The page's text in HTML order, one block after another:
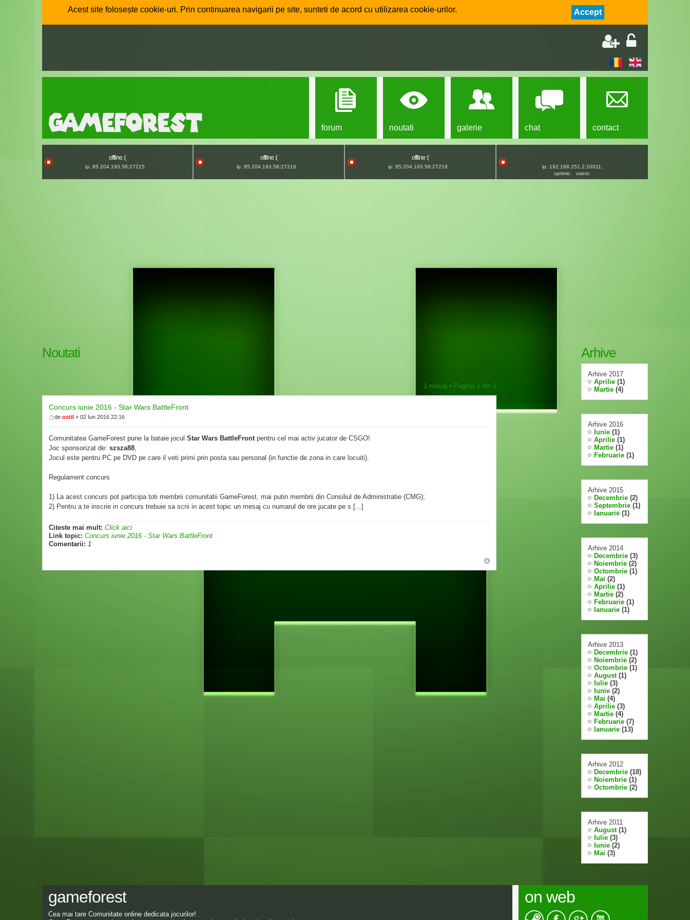
Acest site folosește cookie-uri. Prin continuarea navigarii pe site, sunteti de acord cu utilizarea cookie-urilor. Accept
forum noutati galerie chat contact
offline :(
ip: 85.204.193.58:27215
offline :(
ip: 85.204.193.58:27216
offline :(
ip: 85.204.193.58:27218
ip: 192.168.251.2:10011:
uptime:
users:
Noutati
1 mesaj • Pagina 1 din 1
Concurs iunie 2016 - Star Wars BattleFront
de ostil » 02 Iun 2016 22:16
Comunitatea GameForest pune la bataie jocul Star Wars BattleFront pentru cel mai activ jucator de CSGO!
Joc sponsorizat de: szsza88
Jocul este pentru PC pe DVD pe care il veti primi prin posta sau personal (in functie de zona in care locuiti).
Regulament concurs
1) La acest concurs pot participa toti membrii comunitatii GameForest, mai putin membrii din Consiliul de Administratie (CMG);
2) Pentru a te inscrie in concurs trebuie sa scrii in acest topic un mesaj cu numarul de ore jucate pe s [...]
Citeste mai mult: Click aici
Link topic: Concurs iunie 2016 - Star Wars BattleFront
Comentarii: 1
Arhive
Arhive 2017
Aprilie (1)
Martie (4)
Arhive 2016
Iunie (1)
Aprilie (1)
Martie (1)
Februarie (1)
Arhive 2015
Decembrie (2)
Septembrie (1)
Ianuarie (1)
Arhive 2014
Decembrie (3)
Noiembrie (2)
Octombrie (1)
Mai (2)
Aprilie (1)
Martie (2)
Februarie (1)
Ianuarie (1)
Arhive 2013
Decembrie (1)
Noiembrie (2)
Octombrie (1)
August(1)
Iulie (3)
Iunie (2)
Mai (4)
Aprilie (3)
Martie (4)
Februarie (7)
Ianuarie (13)
Arhive 2012
Decembrie (18)
Noiembrie (1)
Octombrie (2)
Arhive 2011
August(1)
Iulie (3)
Iunie (2)
Mai (3)
gameforest
Cea mai tare Comunitate online dedicata jocurilor!
on web